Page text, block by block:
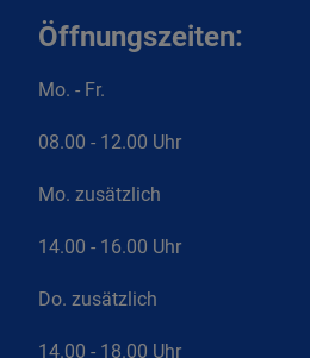
Öffnungszeiten:
Mo. - Fr.
08.00 - 12.00 Uhr
Mo. zusätzlich
14.00 - 16.00 Uhr
Do. zusätzlich
14.00 - 18.00 Uhr